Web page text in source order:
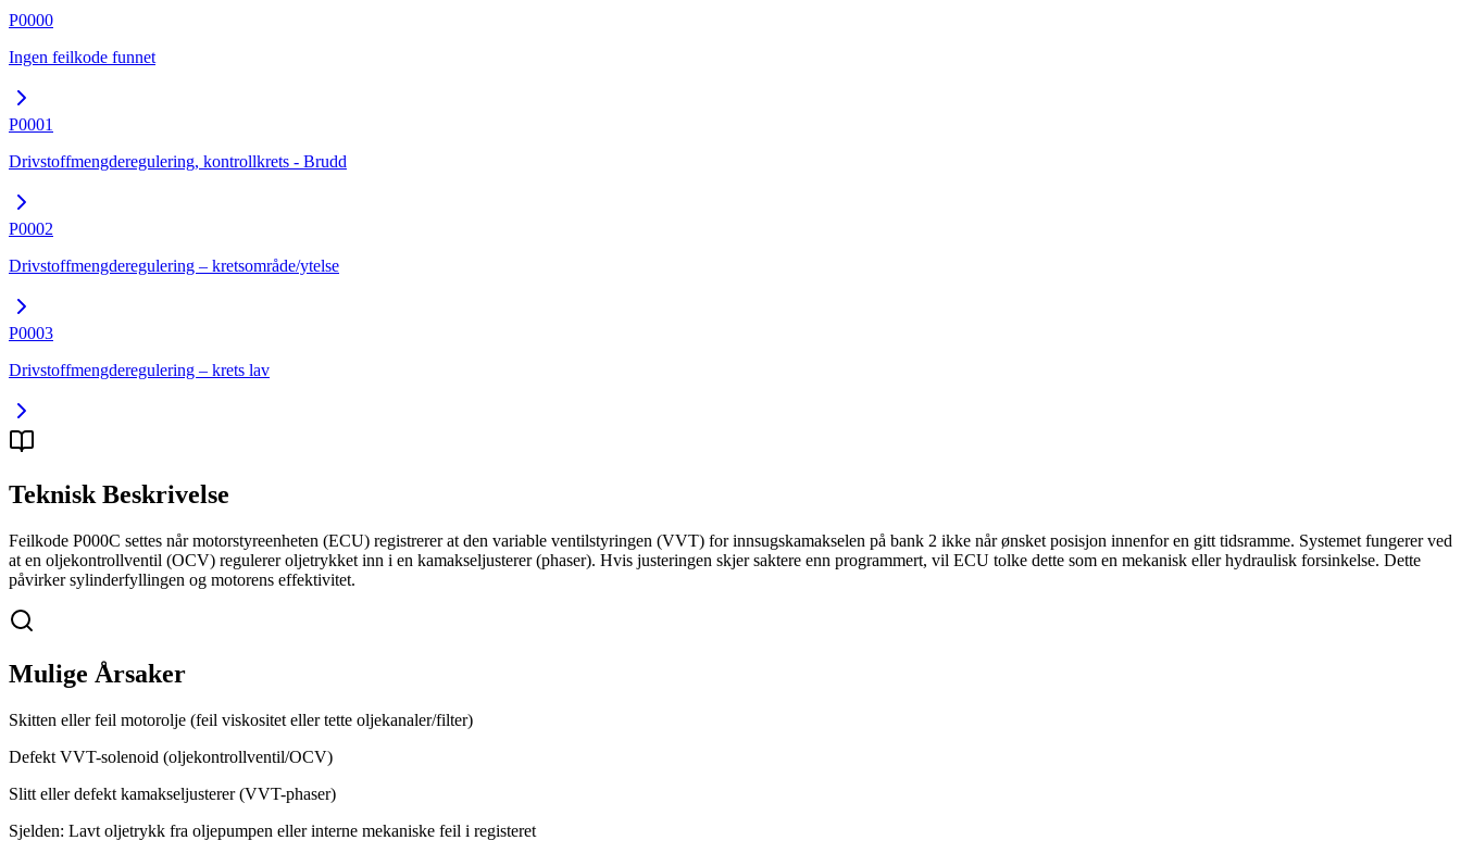
P0000
Ingen feilkode funnet
P0001
Drivstoffmengderegulering, kontrollkrets - Brudd
P0002
Drivstoffmengderegulering – kretsområde/ytelse
P0003
Drivstoffmengderegulering – krets lav
Teknisk Beskrivelse
Feilkode P000C settes når motorstyreenheten (ECU) registrerer at den variable ventilstyringen (VVT) for innsugskamakselen på bank 2 ikke når ønsket posisjon innenfor en gitt tidsramme. Systemet fungerer ved
at en oljekontrollventil (OCV) regulerer oljetrykket inn i en kamakseljusterer (phaser). Hvis justeringen skjer saktere enn programmert, vil ECU tolke dette som en mekanisk eller hydraulisk forsinkelse. Dette
påvirker sylinderfyllingen og motorens effektivitet.
Mulige Årsaker
Skitten eller feil motorolje (feil viskositet eller tette oljekanaler/filter)
Defekt VVT-solenoid (oljekontrollventil/OCV)
Slitt eller defekt kamakseljusterer (VVT-phaser)
Sjelden: Lavt oljetrykk fra oljepumpen eller interne mekaniske feil i registeret